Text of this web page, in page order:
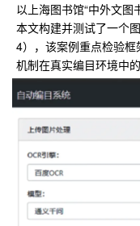
以上海图书馆“中外文图
本文构建并测试了一个
4），该案例重点检验框
机制在真实编目环境中的